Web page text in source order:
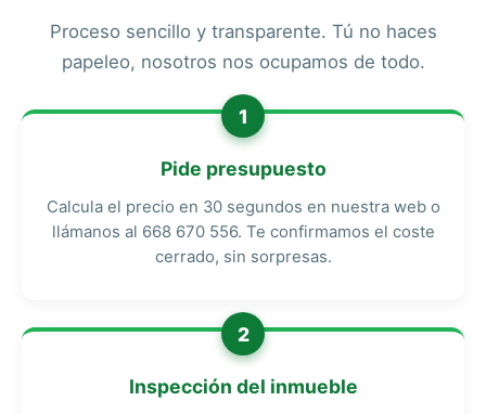
Proceso sencillo y transparente. Tú no haces
papeleo, nosotros nos ocupamos de todo.
1
Pide presupuesto
Calcula el precio en 30 segundos en nuestra web o
llámanos al 668 670 556. Te confirmamos el coste
cerrado, sin sorpresas.
2
Inspección del inmueble